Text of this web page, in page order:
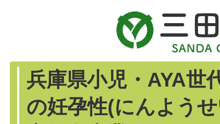
兵庫県小児・AYA世
の妊孕性(にんよう